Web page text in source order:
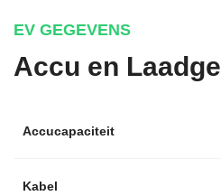
EV GEGEVENS
Accu en
Accucapaciteit
Kabel